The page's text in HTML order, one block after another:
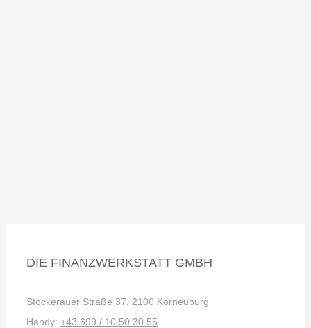
DIE FINANZWERKSTATT GMBH
Stockerauer Straße 37, 2100 Korneuburg
Handy: +43 699 / 10 50 30 55